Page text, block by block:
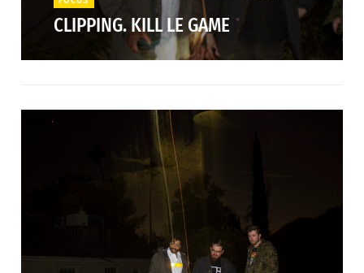
CLIPPING. KILL LE GAME